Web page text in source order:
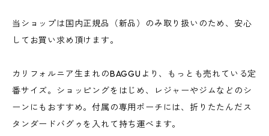
当ショップは国内正規品（新品）のみ取り扱いのため、安心
してお買い求め頂けます。
カリフォルニア生まれのBAGGUより、もっとも売れている定
番サイズ。ショッピングをはじめ、レジャーやジムなどのシ
ーンにもおすすめ。付属の専用ポーチには、折りたたんだス
タンダードバグゥを入れて持ち運べます。